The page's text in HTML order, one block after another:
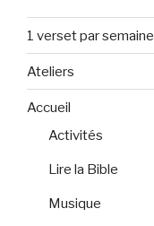
1 verset par semaine
Ateliers
Accueil
Activités
Lire la Bible
Musique